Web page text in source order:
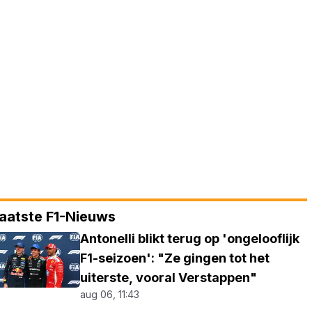
F1-Nieuws
Antonelli blikt terug op 'ongelooflijk
F1-seizoen': "Ze gingen tot het
uiterste, vooral Verstappen"
aug 06, 11:43